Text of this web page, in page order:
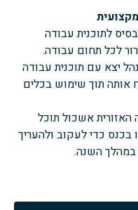
לתוכנית עבודה
לכל תחום עבודה.
יצא עם תוכנית עבודה
אותה תוך שימוש בכלים
אשכולתוכל
בכנס כדי לעקוב ולהעריך
במהלך השנה.